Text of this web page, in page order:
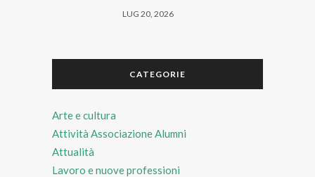
LUG 20, 2026
CATEGORIE
Arte e cultura
Attività Associazione Alumni
Attualità
Lavoro e nuove professioni